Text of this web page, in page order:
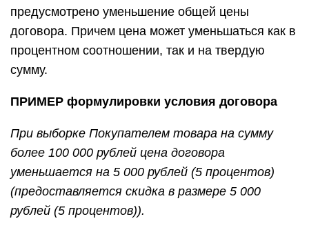
предусмотрено уменьшение общей цены
договора. Причем цена может уменьшаться как в
процентном соотношении, так и на твердую
сумму.
ПРИМЕР формулировки условия договора
При выборке Покупателем товара на сумму
более 100 000 рублей цена договора
уменьшается на 5 000 рублей (5 процентов)
(предоставляется скидка в размере 5 000
рублей (5 процентов)).